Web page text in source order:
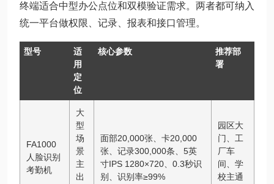
终端适合中型办公点位和双模验证需求。两者都可纳入
统一平台做权限、记录、报表和接口管理。
型号
适
用
定
位
核心参数
推荐部
署
FA1000
人脸识别
考勤机
大
型
场
景
主
出
面部20,000张、卡20,000
张、记录300,000条、5英
寸IPS 1280×720、0.3秒识
别、识别率≥99%
园区大
门、工
厂车
间、学
校主通